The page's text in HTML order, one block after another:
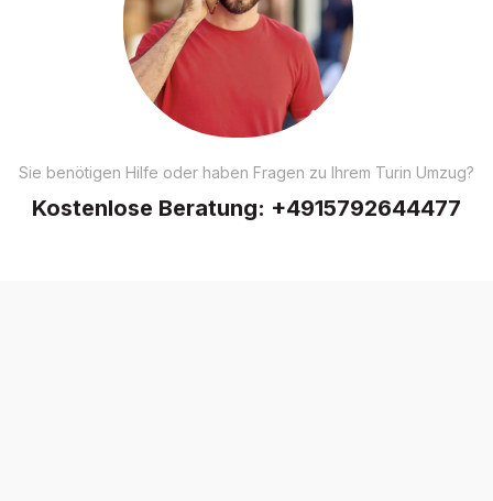
Sie benötigen Hilfe oder haben Fragen zu Ihrem Turin Umzug?
Kostenlose Beratung: +4915792644477